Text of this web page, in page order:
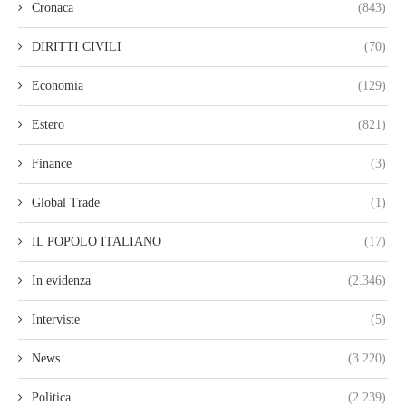
Cronaca (843)
DIRITTI CIVILI (70)
Economia (129)
Estero (821)
Finance (3)
Global Trade (1)
IL POPOLO ITALIANO (17)
In evidenza (2.346)
Interviste (5)
News (3.220)
Politica (2.239)